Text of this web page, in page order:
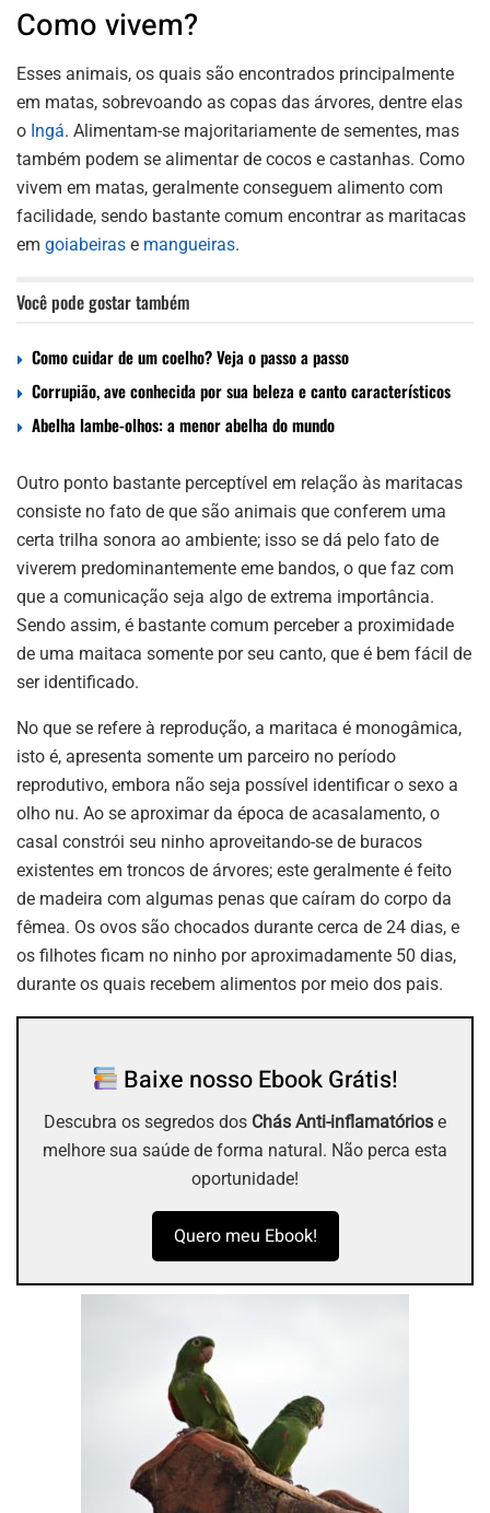
Como vivem?
Esses animais, os quais são encontrados principalmente
em matas, sobrevoando as copas das árvores, dentre elas
o Ingá. Alimentam-se majoritariamente de sementes, mas
também podem se alimentar de cocos e castanhas. Como
vivem em matas, geralmente conseguem alimento com
facilidade, sendo bastante comum encontrar as maritacas
em goiabeiras e mangueiras.
Você pode gostar também
Como cuidar de um coelho? Veja o passo a passo
Corrupião, ave conhecida por sua beleza e canto característicos
Abelha lambe-olhos: a menor abelha do mundo
Outro ponto bastante perceptível em relação às maritacas
consiste no fato de que são animais que conferem uma
certa trilha sonora ao ambiente; isso se dá pelo fato de
viverem predominantemente eme bandos, o que faz com
que a comunicação seja algo de extrema importância.
Sendo assim, é bastante comum perceber a proximidade
de uma maitaca somente por seu canto, que é bem fácil de
ser identificado.
No que se refere à reprodução, a maritaca é monogâmica,
isto é, apresenta somente um parceiro no período
reprodutivo, embora não seja possível identificar o sexo a
olho nu. Ao se aproximar da época de acasalamento, o
casal constrói seu ninho aproveitando-se de buracos
existentes em troncos de árvores; este geralmente é feito
de madeira com algumas penas que caíram do corpo da
fêmea. Os ovos são chocados durante cerca de 24 dias, e
os filhotes ficam no ninho por aproximadamente 50 dias,
durante os quais recebem alimentos por meio dos pais.
Baixe nosso Ebook Grátis!
Descubra os segredos dos Chás Anti-inflamatórios e
melhore sua saúde de forma natural. Não perca esta
oportunidade!
Quero meu Ebook!